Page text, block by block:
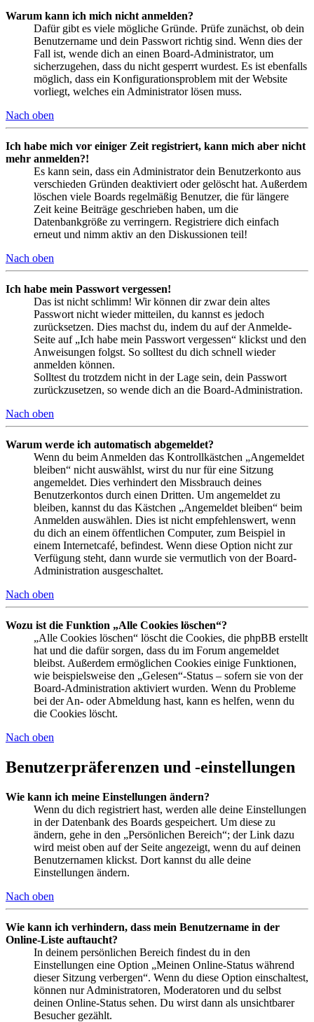
Warum kann ich mich nicht anmelden?
Dafür gibt es viele mögliche Gründe. Prüfe zunächst, ob dein
Benutzername und dein Passwort richtig sind. Wenn dies der
Fall ist, wende dich an einen Board-Administrator, um
sicherzugehen, dass du nicht gesperrt wurdest. Es ist ebenfalls
möglich, dass ein Konfigurationsproblem mit der Website
vorliegt, welches ein Administrator lösen muss.
Nach oben
Ich habe mich vor einiger Zeit registriert, kann mich aber nicht
mehr anmelden?!
Es kann sein, dass ein Administrator dein Benutzerkonto aus
verschieden Gründen deaktiviert oder gelöscht hat. Außerdem
löschen viele Boards regelmäßig Benutzer, die für längere
Zeit keine Beiträge geschrieben haben, um die
Datenbankgröße zu verringern. Registriere dich einfach
erneut und nimm aktiv an den Diskussionen teil!
Nach oben
Ich habe mein Passwort vergessen!
Das ist nicht schlimm! Wir können dir zwar dein altes
Passwort nicht wieder mitteilen, du kannst es jedoch
zurücksetzen. Dies machst du, indem du auf der Anmelde-
Seite auf „Ich habe mein Passwort vergessen“ klickst und den
Anweisungen folgst. So solltest du dich schnell wieder
anmelden können.
Solltest du trotzdem nicht in der Lage sein, dein Passwort
zurückzusetzen, so wende dich an die Board-Administration.
Nach oben
Warum werde ich automatisch abgemeldet?
Wenn du beim Anmelden das Kontrollkästchen „Angemeldet
bleiben“ nicht auswählst, wirst du nur für eine Sitzung
angemeldet. Dies verhindert den Missbrauch deines
Benutzerkontos durch einen Dritten. Um angemeldet zu
bleiben, kannst du das Kästchen „Angemeldet bleiben“ beim
Anmelden auswählen. Dies ist nicht empfehlenswert, wenn
du dich an einem öffentlichen Computer, zum Beispiel in
einem Internetcafé, befindest. Wenn diese Option nicht zur
Verfügung steht, dann wurde sie vermutlich von der Board-
Administration ausgeschaltet.
Nach oben
Wozu ist die Funktion „Alle Cookies löschen“?
„Alle Cookies löschen“ löscht die Cookies, die phpBB erstellt
hat und die dafür sorgen, dass du im Forum angemeldet
bleibst. Außerdem ermöglichen Cookies einige Funktionen,
wie beispielsweise den „Gelesen“-Status – sofern sie von der
Board-Administration aktiviert wurden. Wenn du Probleme
bei der An- oder Abmeldung hast, kann es helfen, wenn du
die Cookies löscht.
Nach oben
Benutzerpräferenzen und -einstellungen
Wie kann ich meine Einstellungen ändern?
Wenn du dich registriert hast, werden alle deine Einstellungen
in der Datenbank des Boards gespeichert. Um diese zu
ändern, gehe in den „Persönlichen Bereich“; der Link dazu
wird meist oben auf der Seite angezeigt, wenn du auf deinen
Benutzernamen klickst. Dort kannst du alle deine
Einstellungen ändern.
Nach oben
Wie kann ich verhindern, dass mein Benutzername in der
Online-Liste auftaucht?
In deinem persönlichen Bereich findest du in den
Einstellungen eine Option „Meinen Online-Status während
dieser Sitzung verbergen“. Wenn du diese Option einschaltest,
können nur Administratoren, Moderatoren und du selbst
deinen Online-Status sehen. Du wirst dann als unsichtbarer
Besucher gezählt.